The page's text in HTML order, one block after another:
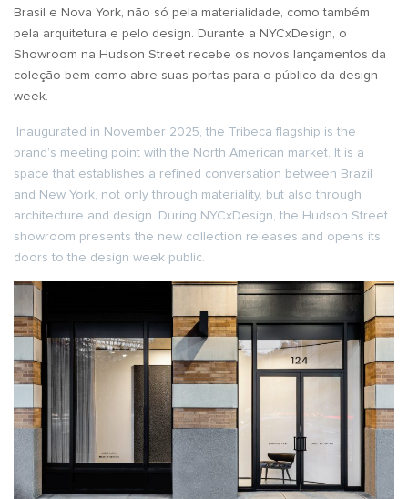
Brasil e Nova York, não só pela materialidade, como também
pela arquitetura e pelo design. Durante a NYCxDesign, o
Showroom na Hudson Street recebe os novos lançamentos da
coleção bem como abre suas portas para o público da design
week.
Inaugurated in November 2025, the Tribeca flagship is the
brand’s meeting point with the North American market. It is a
space that establishes a refined conversation between Brazil
and New York, not only through materiality, but also through
architecture and design. During NYCxDesign, the Hudson Street
showroom presents the new collection releases and opens its
doors to the design week public.